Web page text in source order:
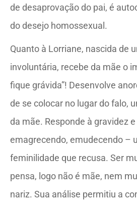
de desaprovação do pai, é
do desejo homossexual.
Quanto à Lorriane, nascida de
involuntária, recebe da mãe o
fique grávida”! Desenvolve
de se colocar no lugar do falo,
da mãe. Responde à gravidez
emagrecendo, emudecendo –
feminilidade que recusa. Ser
pensa, logo não é mãe, nem
nariz. Sua análise permitiu a